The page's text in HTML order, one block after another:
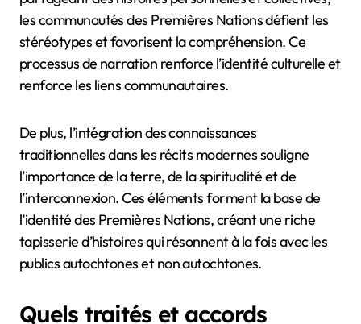
Nations s’appuient sur les traditions orales pour
transmettre leurs expériences et perspectives
uniques, favorisant un sentiment de communauté et
d’appartenance.
La narration contemporaine sert également de
plateforme pour aborder les injustices historiques. En
partageant des histoires personnelles et collectives,
les communautés des Premières Nations défient les
stéréotypes et favorisent la compréhension. Ce
processus de narration renforce l’identité culturelle et
renforce les liens communautaires.
De plus, l’intégration des connaissances